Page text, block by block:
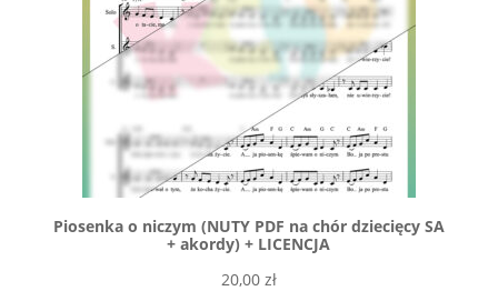
Piosenka o niczym (NUTY PDF na chór dziecięcy SA
+ akordy) + LICENCJA
20,00 zł